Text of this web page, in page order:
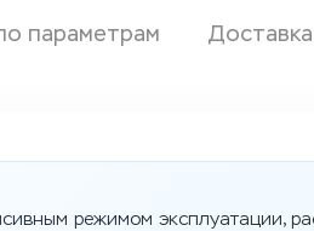
параметрам
режимом эксплуатации,